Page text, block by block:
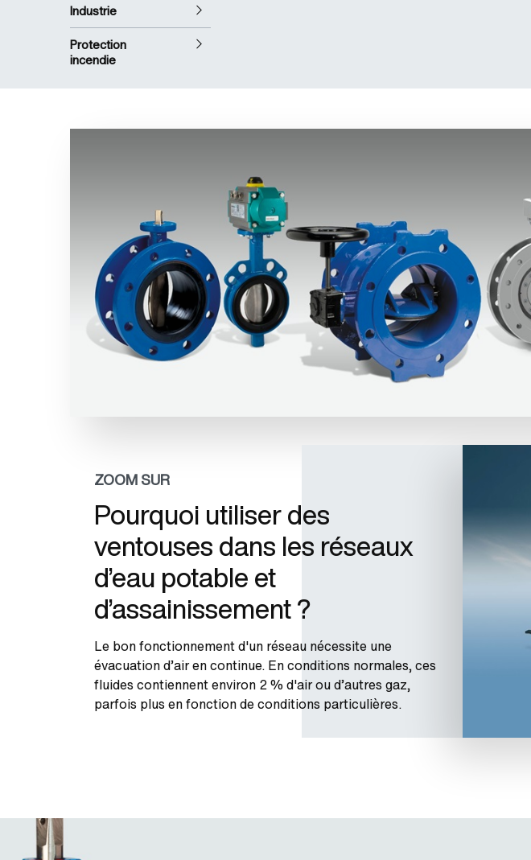
Industrie
Protection
incendie
ZOOM SUR
Pourquoi utiliser des
ventouses dans les réseaux
d’eau potable et
d’assainissement ?
Le bon fonctionnement d'un réseau nécessite une
évacuation d’air en continue. En conditions normales, ces
fluides contiennent environ 2 % d'air ou d’autres gaz,
parfois plus en fonction de conditions particulières.